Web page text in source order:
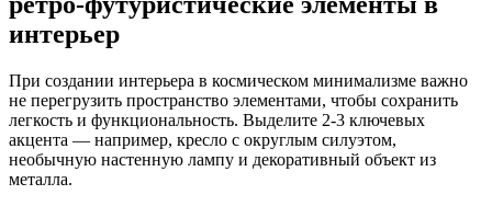
интерьер
При создании интерьера в космическом минимализме важно
не перегрузить пространство элементами, чтобы сохранить
легкость и функциональность. Выделите 2-3 ключевых
акцента — например, кресло с округлым силуэтом,
необычную настенную лампу и декоративный объект из
металла.